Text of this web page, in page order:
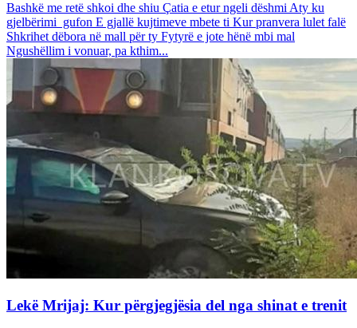
Bashkë me retë shkoi dhe shiu Çatia e etur ngeli dëshmi Aty ku
gjelbërimi gufon E gjallë kujtimeve mbete ti Kur pranvera lulet falë
Shkrihet dëbora në mall për ty Fytyrë e jote hënë mbi mal
Ngushëllim i vonuar, pa kthim...
Lekë Mrijaj: Kur përgjegjësia del nga shinat e trenit